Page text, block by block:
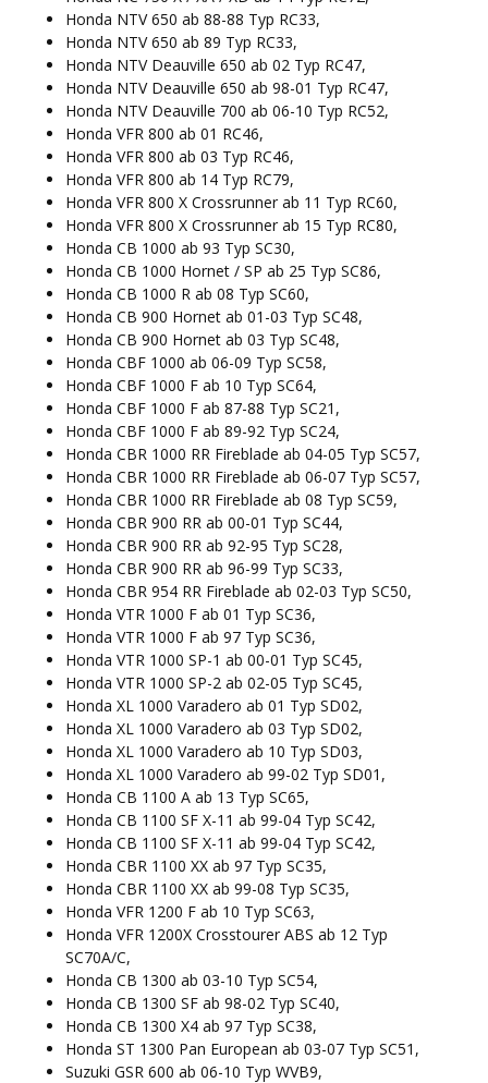
Honda NTV 650 ab 88-88 Typ RC33,
Honda NTV 650 ab 89 Typ RC33,
Honda NTV Deauville 650 ab 02 Typ RC47,
Honda NTV Deauville 650 ab 98-01 Typ RC47,
Honda NTV Deauville 700 ab 06-10 Typ RC52,
Honda VFR 800 ab 01 RC46,
Honda VFR 800 ab 03 Typ RC46,
Honda VFR 800 ab 14 Typ RC79,
Honda VFR 800 X Crossrunner ab 11 Typ RC60,
Honda VFR 800 X Crossrunner ab 15 Typ RC80,
Honda CB 1000 ab 93 Typ SC30,
Honda CB 1000 Hornet / SP ab 25 Typ SC86,
Honda CB 1000 R ab 08 Typ SC60,
Honda CB 900 Hornet ab 01-03 Typ SC48,
Honda CB 900 Hornet ab 03 Typ SC48,
Honda CBF 1000 ab 06-09 Typ SC58,
Honda CBF 1000 F ab 10 Typ SC64,
Honda CBF 1000 F ab 87-88 Typ SC21,
Honda CBF 1000 F ab 89-92 Typ SC24,
Honda CBR 1000 RR Fireblade ab 04-05 Typ SC57,
Honda CBR 1000 RR Fireblade ab 06-07 Typ SC57,
Honda CBR 1000 RR Fireblade ab 08 Typ SC59,
Honda CBR 900 RR ab 00-01 Typ SC44,
Honda CBR 900 RR ab 92-95 Typ SC28,
Honda CBR 900 RR ab 96-99 Typ SC33,
Honda CBR 954 RR Fireblade ab 02-03 Typ SC50,
Honda VTR 1000 F ab 01 Typ SC36,
Honda VTR 1000 F ab 97 Typ SC36,
Honda VTR 1000 SP-1 ab 00-01 Typ SC45,
Honda VTR 1000 SP-2 ab 02-05 Typ SC45,
Honda XL 1000 Varadero ab 01 Typ SD02,
Honda XL 1000 Varadero ab 03 Typ SD02,
Honda XL 1000 Varadero ab 10 Typ SD03,
Honda XL 1000 Varadero ab 99-02 Typ SD01,
Honda CB 1100 A ab 13 Typ SC65,
Honda CB 1100 SF X-11 ab 99-04 Typ SC42,
Honda CB 1100 SF X-11 ab 99-04 Typ SC42,
Honda CBR 1100 XX ab 97 Typ SC35,
Honda CBR 1100 XX ab 99-08 Typ SC35,
Honda VFR 1200 F ab 10 Typ SC63,
Honda VFR 1200X Crosstourer ABS ab 12 Typ
SC70A/C,
Honda CB 1300 ab 03-10 Typ SC54,
Honda CB 1300 SF ab 98-02 Typ SC40,
Honda CB 1300 X4 ab 97 Typ SC38,
Honda ST 1300 Pan European ab 03-07 Typ SC51,
Suzuki GSR 600 ab 06-10 Typ WVB9,